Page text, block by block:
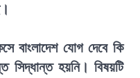
বাংলাদেশ যোগ দেবে কি
হয়নি। বিষয়টি